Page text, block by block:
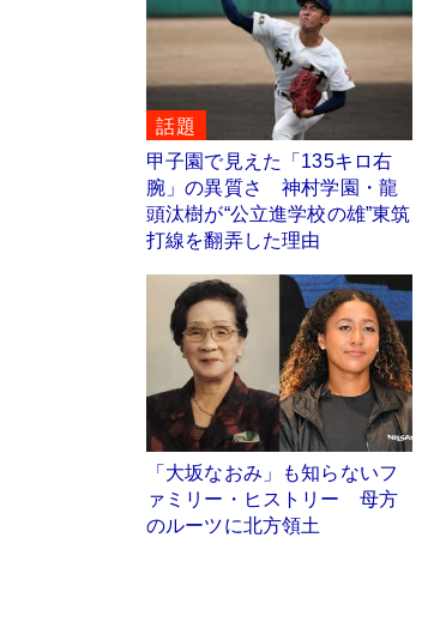
話題
甲子園で見えた「135キロ右
腕」の異質さ 神村学園・龍
頭汰樹が“公立進学校の雄”東筑
打線を翻弄した理由
「大坂なおみ」も知らないフ
ァミリー・ヒストリー 母方
のルーツに北方領土